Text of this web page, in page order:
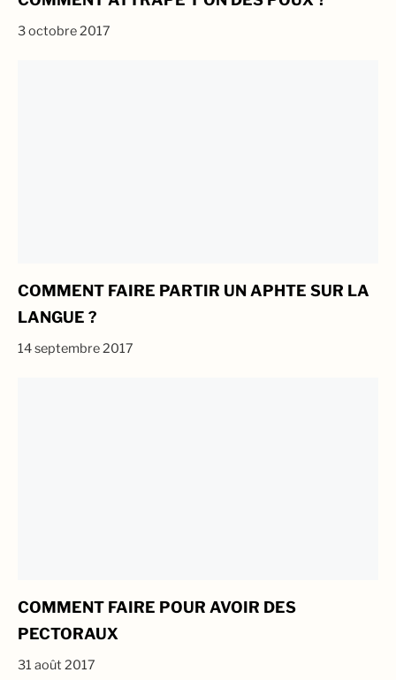
3 octobre 2017
COMMENT FAIRE PARTIR UN APHTE SUR LA
LANGUE ?
14 septembre 2017
COMMENT FAIRE POUR AVOIR DES
PECTORAUX
31 août 2017